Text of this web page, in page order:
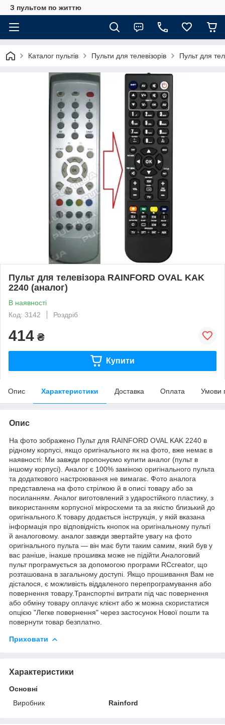
З пультом по життю
Каталог пультів Пульти для телевізорів Пульт для
Пульт для телевізора RAINFORD OVAL KAK
2240 (аналог)
В наявності
Код: 3142
Роздріб
414 ₴
Купити
Опис Характеристики Доставка Оплата Умови
Опис
На фото зображено Пульт для RAINFORD OVAL KAK 2240 в
рідному корпусі, якщо оригінального як на фото, вже немає в
наявності: Ми завжди пропонуємо купити аналог (пульт в
іншому корпусі). Аналог є 100% заміною оригінального пульта
та додаткового настроювання не вимагає. Фото аналога
представлена на фото стрілкою й в описі товару або за
посиланням. Аналог виготовлений з ударостійкого пластику, з
використанням корпусної мікросхеми та за якістю близький до
оригінального.К товару додається інструкція, у якій вказана
інформація про відповідність кнопок на оригінальному пульті
й аналоговому. аналог завжди звертайте увагу на фото
оригінального пульта — він має бути таким самим, який був у
вас раніше, інакше прошивка може не підійти.Аналоговий
пульт програмується за допомогою програми RCcreator, що
розташована в загальному доступі. Якщо прошивання Вам не
дісталося, є можливість віддаленого перепрограмування або
повернення товару.Транспортні витрати під час повернення
або обміну товару оплачує клієнт або ж можна скористатися
опцією "Легке повернення" через застосунок Нової пошти та
повернути товар безплатно.
Приховати
Характеристики
Основні
Виробник
Rainford